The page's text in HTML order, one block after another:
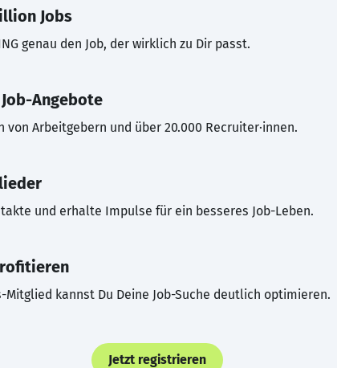
Jobs
genau den Job, der wirklich zu Dir passt.
Angebote
von Arbeitgebern und über 20.000 Recruiter·innen.
und erhalte Impulse für ein besseres Job-Leben.
Mitglied kannst Du Deine Job-Suche deutlich optimieren.
Jetzt registrieren